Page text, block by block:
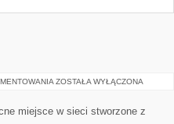
BEZPIECZNE
ZOSTAŁA WYŁĄCZONA
miejsce w sieci stworzone z